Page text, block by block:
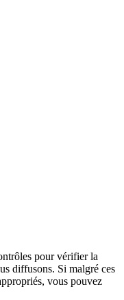
pour vérifier la
diffusons. Si malgré ces
vous pouvez